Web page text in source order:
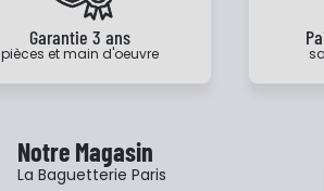
Garantie 3 ans
pièces et main d'oeuvre
Notre Magasin
La Baguetterie Paris